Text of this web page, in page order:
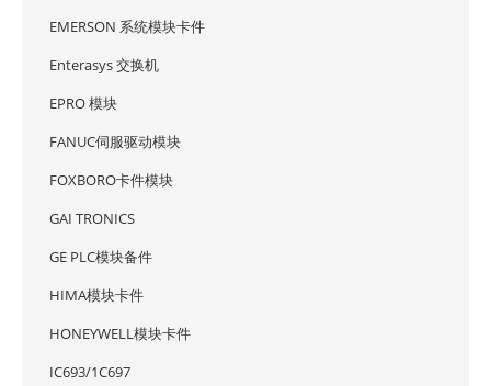
EMERSON 系统模块卡件
Enterasys 交换机
EPRO 模块
FANUC伺服驱动模块
FOXBORO卡件模块
GAI TRONICS
GE PLC模块备件
HIMA模块卡件
HONEYWELL模块卡件
IC693/1C697